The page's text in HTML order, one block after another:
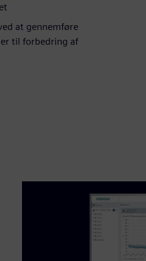
at gennemføre
til forbedring af